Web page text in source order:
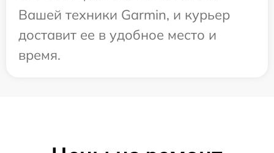
Вашей техники Garmin, и курьер
доставит ее в удобное место и
время.